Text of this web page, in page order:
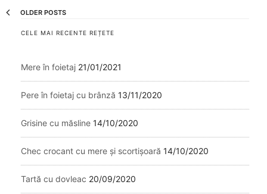
OLDER POSTS
CELE MAI RECENTE REȚETE
Mere în foietaj 21/01/2021
Pere în foietaj cu brânză 13/11/2020
Grisine cu măsline 14/10/2020
Chec crocant cu mere și scortișoară 14/10/2020
Tartă cu dovleac 20/09/2020